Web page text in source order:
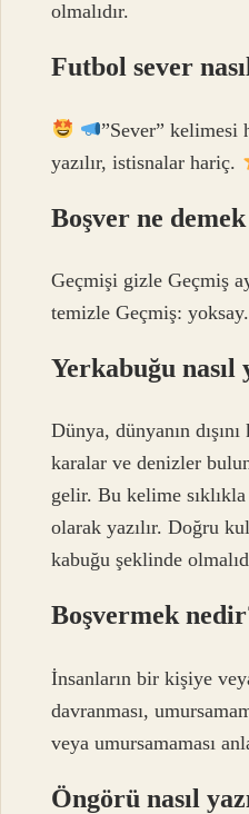
olmalıdır.
Futbol sever
”Sever” kelimesi
yazılır, istisnalar hariç.
Boşver ne
Geçmişi gizle Geçmiş
temizle Geçmiş: yoksay.
Yerkabuğu nasıl
Dünya, dünyanın
karalar ve denizler
gelir. Bu kelime
olarak yazılır. Doğru
kabuğu şeklinde
Boşvermek
İnsanların bir kişiye
davranması,
veya umursamaması
Öngörü nasıl